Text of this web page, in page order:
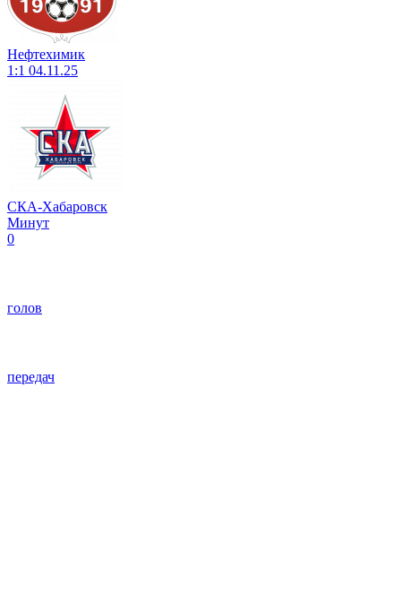
Нефтехимик
1:1 04.11.25
СКА-Хабаровск
Минут
0
голов
передач